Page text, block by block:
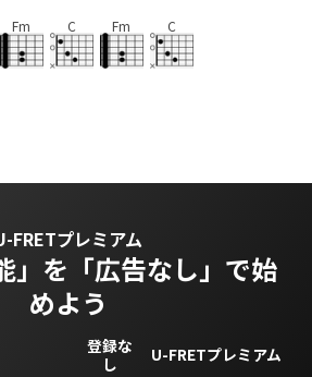
Fm C Fm C
FRETプレミアム
」を 「広告なし」で始
めよう
登録な
し
U-FRETプレミアム